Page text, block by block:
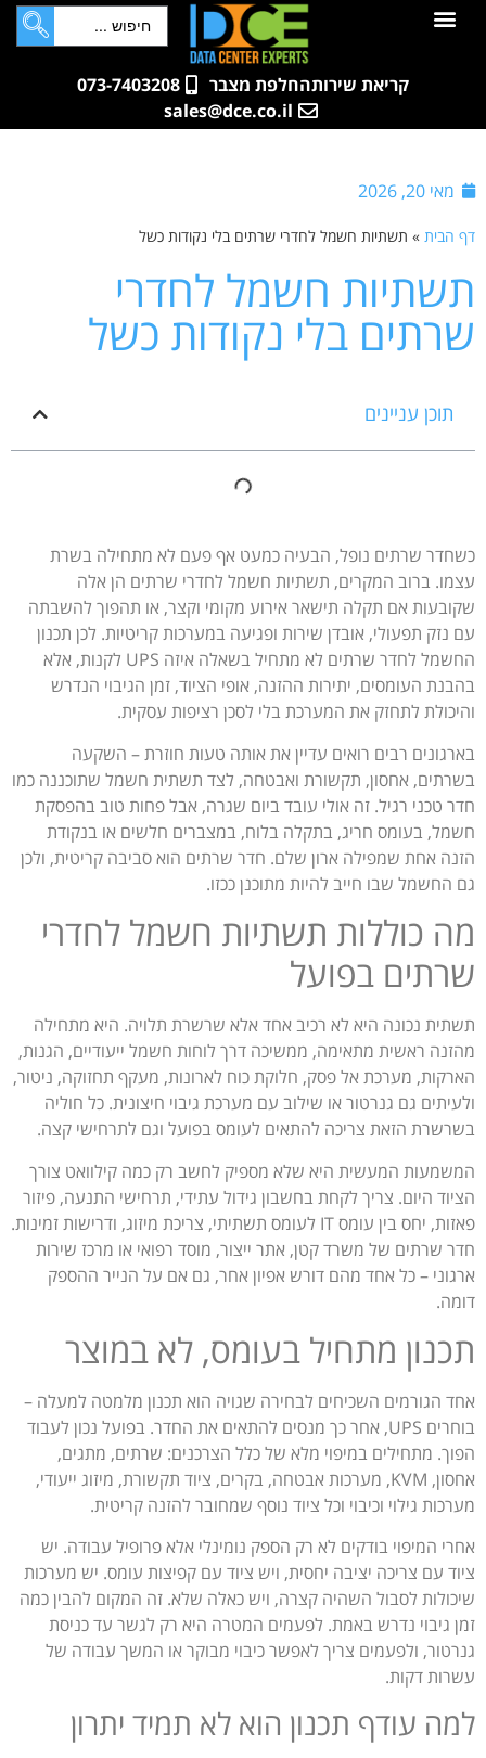
לתוכן
קריאת שירותהחלפת מצבר
073-7403208
sales@dce.co.il
מאי 20, 2026
דף הבית » תשתיות חשמל לחדרי שרתים בלי נקודות כשל
תשתיות חשמל לחדרי
שרתים בלי נקודות כשל
תוכן עניינים
כשחדר שרתים נופל, הבעיה כמעט אף פעם לא מתחילה בשרת
עצמו. ברוב המקרים, תשתיות חשמל לחדרי שרתים הן אלה
שקובעות אם תקלה תישאר אירוע מקומי וקצר, או תהפוך להשבתה
עם נזק תפעולי, אובדן שירות ופגיעה במערכות קריטיות. לכן תכנון
החשמל לחדר שרתים לא מתחיל בשאלה איזה UPS לקנות, אלא
בהבנת העומסים, יתירות ההזנה, אופי הציוד, זמן הגיבוי הנדרש
והיכולת לתחזק את המערכת בלי לסכן רציפות עסקית.
בארגונים רבים רואים עדיין את אותה טעות חוזרת – השקעה
בשרתים, אחסון, תקשורת ואבטחה, לצד תשתית חשמל שתוכננה כמו
חדר טכני רגיל. זה אולי עובד ביום שגרה, אבל פחות טוב בהפסקת
חשמל, בעומס חריג, בתקלה בלוח, במצברים חלשים או בנקודת
הזנה אחת שמפילה ארון שלם. חדר שרתים הוא סביבה קריטית, ולכן
גם החשמל שבו חייב להיות מתוכנן ככזו.
מה כוללות תשתיות חשמל לחדרי
שרתים בפועל
תשתית נכונה היא לא רכיב אחד אלא שרשרת תלויה. היא מתחילה
מהזנה ראשית מתאימה, ממשיכה דרך לוחות חשמל ייעודיים, הגנות,
הארקות, מערכת אל פסק, חלוקת כוח לארונות, מעקף תחזוקה, ניטור,
ולעיתים גם גנרטור או שילוב עם מערכת גיבוי חיצונית. כל חוליה
בשרשרת הזאת צריכה להתאים לעומס בפועל וגם לתרחישי קצה.
המשמעות המעשית היא שלא מספיק לחשב רק כמה קילוואט צורך
הציוד היום. צריך לקחת בחשבון גידול עתידי, תרחישי התנעה, פיזור
פאזות, יחס בין עומס IT לעומס תשתיתי, צריכת מיזוג, ודרישות זמינות.
חדר שרתים של משרד קטן, אתר ייצור, מוסד רפואי או מרכז שירות
ארגוני – כל אחד מהם דורש אפיון אחר, גם אם על הנייר ההספק
דומה.
תכנון מתחיל בעומס, לא במוצר
אחד הגורמים השכיחים לבחירה שגויה הוא תכנון מלמטה למעלה –
בוחרים UPS, אחר כך מנסים להתאים את החדר. בפועל נכון לעבוד
הפוך. מתחילים במיפוי מלא של כלל הצרכנים: שרתים, מתגים,
אחסון, KVM, מערכות אבטחה, בקרים, ציוד תקשורת, מיזוג ייעודי,
מערכות גילוי וכיבוי וכל ציוד נוסף שמחובר להזנה קריטית.
אחרי המיפוי בודקים לא רק הספק נומינלי אלא פרופיל עבודה. יש
ציוד עם צריכה יציבה יחסית, ויש ציוד עם קפיצות עומס. יש מערכות
שיכולות לסבול השהיה קצרה, ויש כאלה שלא. זה המקום להבין כמה
זמן גיבוי נדרש באמת. לפעמים המטרה היא רק לגשר עד כניסת
גנרטור, ולפעמים צריך לאפשר כיבוי מבוקר או המשך עבודה של
עשרות דקות.
למה עודף תכנון הוא לא תמיד יתרון